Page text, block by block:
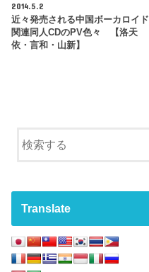
2014.5.2
近々発売される中国ボーカロイド
関連同人CDのPV色々 【洛天
依・言和・山新】
Translate